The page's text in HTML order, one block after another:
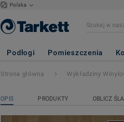
Polska
Podłogi Pomieszczenia
ICONIK 280Tex
Strona główna Wykładziny
OPIS PRODUKTY OBLICZ